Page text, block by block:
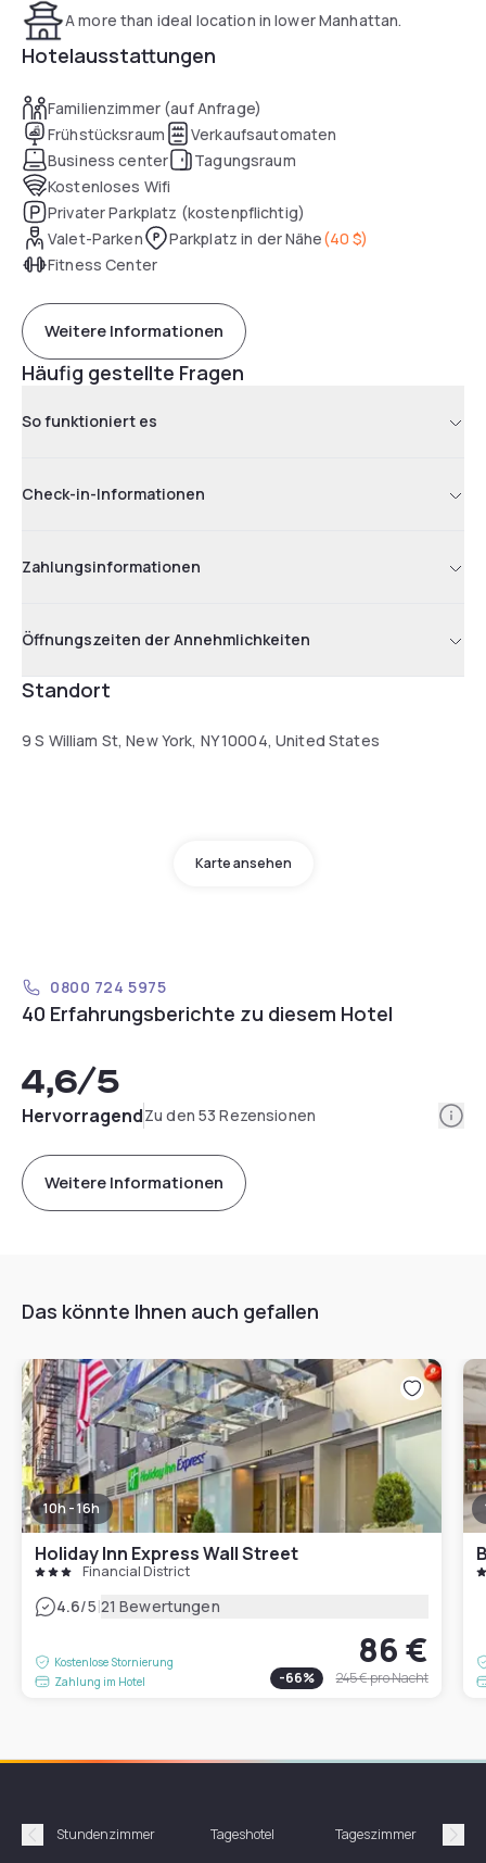
A more than ideal location in lower Manhattan.
Hotelausstattungen
Familienzimmer (auf Anfrage)
Frühstücksraum
Verkaufsautomaten
Business center
Tagungsraum
Kostenloses Wifi
Privater Parkplatz (kostenpflichtig)
Valet-Parken
Parkplatz in der Nähe(40 $)
Fitness Center
Weitere Informationen
Häufig gestellte Fragen
So funktioniert es
Check-in-Informationen
Zahlungsinformationen
Öffnungszeiten der Annehmlichkeiten
Standort
9 S William St, New York, NY 10004, United States
Karte ansehen
0800 724 5975
40 Erfahrungsberichte zu diesem Hotel
4,6/5
HervorragendZu den 53 Rezensionen
Weitere Informationen
Das könnte Ihnen auch gefallen
10h - 16h
Holiday Inn Express Wall Street
Financial District
4.6/5|21 Bewertungen
Kostenlose Stornierung
Zahlung im Hotel
86 €
-66% 245 €pro Nacht
Précédent
Stundenzimmer Tageshotel Tageszimmer